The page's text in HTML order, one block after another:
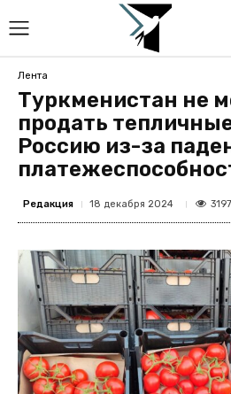
Лента
Туркменистан не
продать
Россию из-за
Редакция 18 декабря 2024